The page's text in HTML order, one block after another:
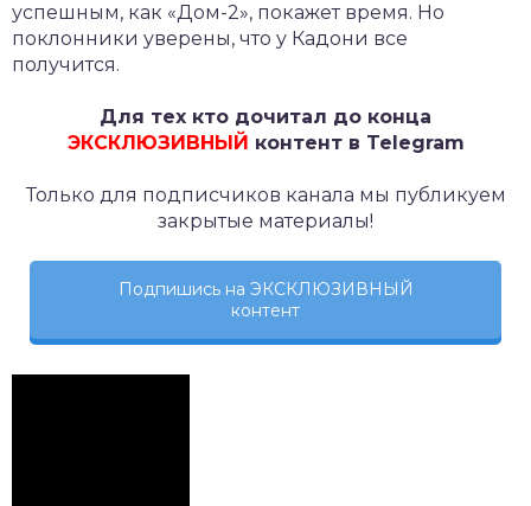
успешным, как «Дом-2», покажет время. Но
поклонники уверены, что у Кадони все
получится.
Для тех кто дочитал до конца
ЭКСКЛЮЗИВНЫЙ контент в Telegram
Только для подписчиков канала мы публикуем
закрытые материалы!
Подпишись на ЭКСКЛЮЗИВНЫЙ
контент